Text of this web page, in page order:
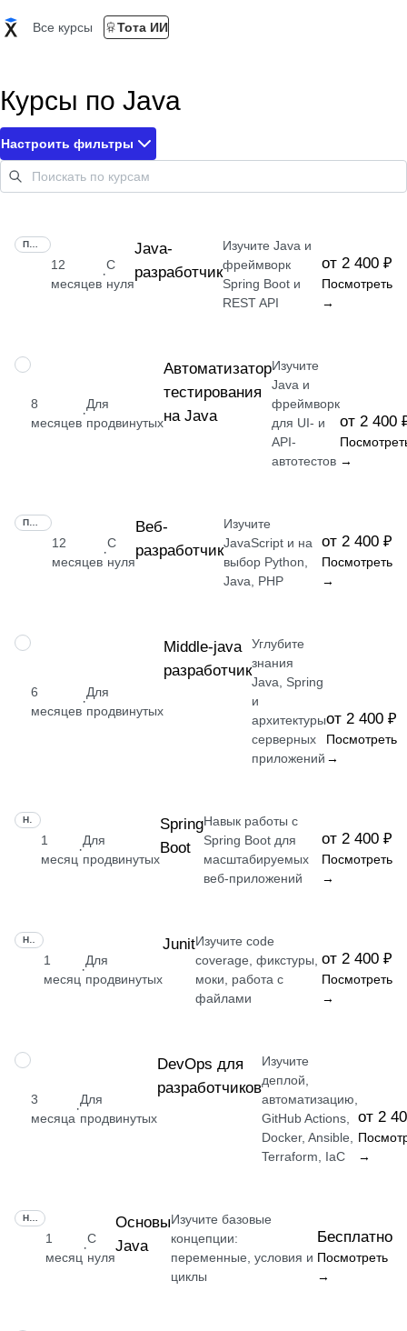
Все курсы Тота ИИ
Курсы по Java
Настроить фильтры
12
месяцев
·
С
нуля
Java-
разработчик
Изучите Java и
фреймворк
Spring Boot и
REST API
от 2 400 ₽
Посмотреть
→
ПРОФЕССИЯ
8
месяцев
·
Для
продвинутых
Автоматизатор
тестирования
на Java
Изучите
Java и
фреймворк
для UI- и
API-
автотестов
от 2 400
→
12
месяцев
·
С
нуля
Веб-
разработчик
Изучите
JavaScript и на
выбор Python,
Java, PHP
от 2 400 ₽
Посмотреть
→
ПРОФЕССИЯ
6
месяцев
·
Для
продвинутых
Middle-java
разработчик
Углубите
знания
Java, Spring
и
архитектуры
серверных
приложений
от 2 400 ₽
Посмотреть
→
1
месяц
·
Для
продвинутых
Spring
Boot
Навык работы с
Spring Boot для
масштабируемых
веб-приложений
от 2 400 ₽
Посмотреть
→
1
месяц
·
Для
продвинутых
JunitИзучите code
coverage, фикстуры,
моки, работа с
файлами
от 2 400 ₽
Посмотреть
→
ПРОФЕССИЯ
3
месяца
·
Для
продвинутых
DevOps для
разработчиков
Изучите
деплой,
автоматизацию,
GitHub Actions,
Docker, Ansible,
Terraform, IaC
от 2
→
1
месяц
·
С
нуля
Основы
Java
Изучите базовые
концепции:
переменные, условия и
циклы
Бесплатно
Посмотреть
→